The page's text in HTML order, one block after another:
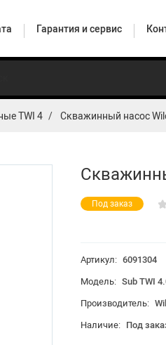
Гарантия и сервис
HiMulti 5
TWI 4 Скважинный насос
Под заказ
Артикул: 6091304
Модель: Sub TWI
Производитель:
Наличие: Под